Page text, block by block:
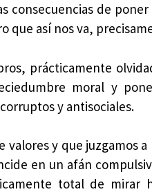
consecuencias de
que así nos va,
prácticamente
moral y
y antisociales.
y que juzgamos
en un afán
total de mirar